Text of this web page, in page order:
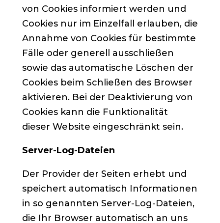
von Cookies informiert werden und
Cookies nur im Einzelfall erlauben, die
Annahme von Cookies für bestimmte
Fälle oder generell ausschließen
sowie das automatische Löschen der
Cookies beim Schließen des Browser
aktivieren. Bei der Deaktivierung von
Cookies kann die Funktionalität
dieser Website eingeschränkt sein.
Server-Log-Dateien
Der Provider der Seiten erhebt und
speichert automatisch Informationen
in so genannten Server-Log-Dateien,
die Ihr Browser automatisch an uns